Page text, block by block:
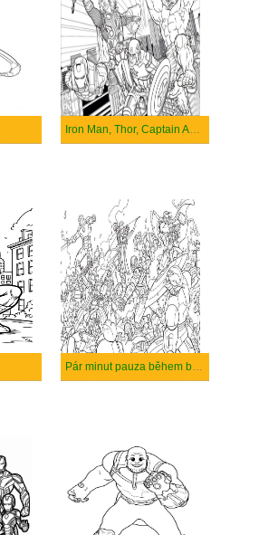
Iron Man, Thor, Captain America a Hulk zachraňují město.
Pár minut pauza během bitvy.